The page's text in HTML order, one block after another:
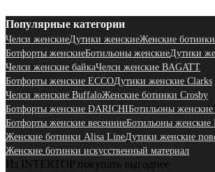
Популярные категории
Челси женскиеДутики женскиеЖенские ботинки
Ботфорты женскиеБотильоны женскиеДутики
Челси женские байкаЧелси женские BAGATT
Ботфорты женские ECCOДутики женские Clarks
Челси женские BuffaloЖенские ботинки Crosby
Ботфорты женские DARICHIБотильоны женские
Ботфорты женские весенниеБотильоны женские
Женские ботинки Alisa LineДутики женские
Женские ботинки искусственный материал
Из INTERTOP покупать выгоднее